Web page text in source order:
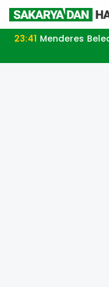
23:41